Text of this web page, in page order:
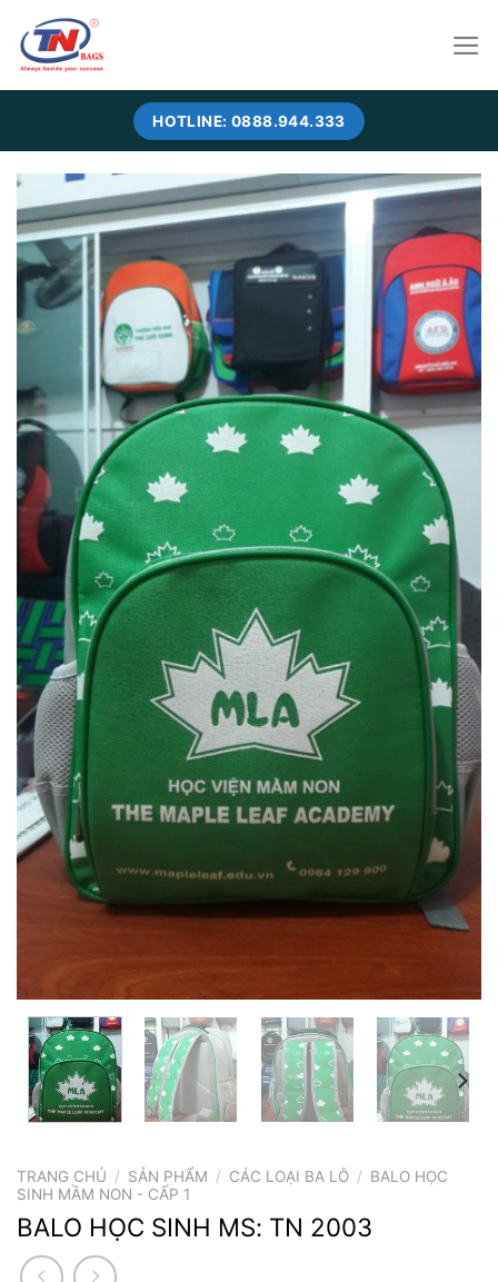
content
HOTLINE: 0888.944.333
TRANG CHỦ / SẢN PHẨM / CÁC LOẠI BA LÔ / BALO HỌC
SINH MẦM NON - CẤP 1
BALO HỌC SINH MS: TN 2003